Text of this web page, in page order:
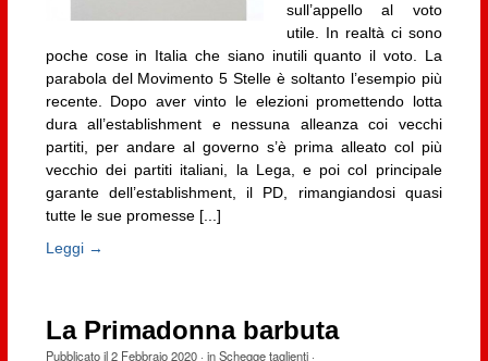
sull’appello al voto
utile. In realtà ci sono
poche cose in Italia che siano inutili quanto il voto. La
parabola del Movimento 5 Stelle è soltanto l’esempio più
recente. Dopo aver vinto le elezioni promettendo lotta
dura all’establishment e nessuna alleanza coi vecchi
partiti, per andare al governo s’è prima alleato col più
vecchio dei partiti italiani, la Lega, e poi col principale
garante dell’establishment, il PD, rimangiandosi quasi
tutte le sue promesse [...]
Leggi →
La Primadonna barbuta
Pubblicato il2 Febbraio 2020· inSchegge taglienti·